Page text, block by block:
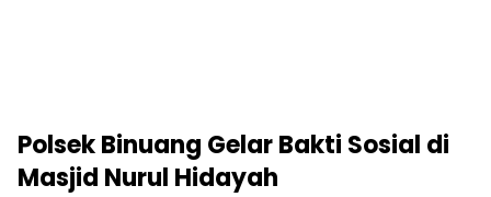
Polsek Binuang Gelar Bakti Sosial di
Masjid Nurul Hidayah